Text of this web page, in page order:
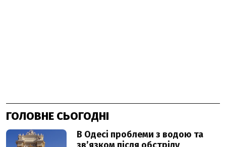
ГОЛОВНЕ СЬОГОДНІ
В Одесі проблеми з водою та